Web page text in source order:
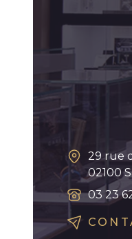
29 rue
02100
03 23